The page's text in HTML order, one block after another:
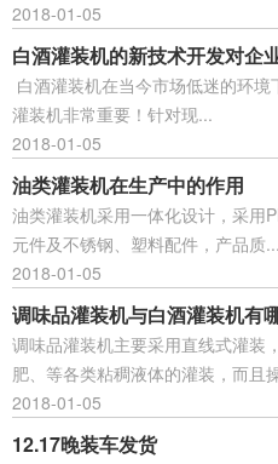
2018-01-05
白酒灌装机的新技术开发对企
白酒灌装机在当今市场低迷的环
灌装机非常重要！针对现...
2018-01-05
油类灌装机在生产中的作用
油类灌装机采用一体化设计，采用
元件及不锈钢、塑料配件，产品质...
2018-01-05
调味品灌装机与白酒灌装机有
调味品灌装机主要采用直线式灌装
肥、等各类粘稠液体的灌装，而且
2018-01-05
12.17晚装车发货